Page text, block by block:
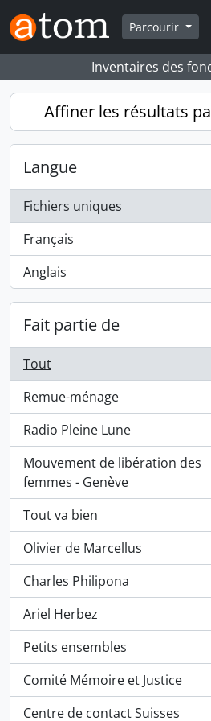
Skip to main content
Parcourir
Inventaires des
Affiner les résultats
Langue
Fichiers uniques
, 4687 résultats
Français
, 4503 résultats
Anglais
, 1019 résultats
Fait partie de
Tout
Remue-ménage
, 899 résultats
Radio Pleine Lune
, 622 résultats
Mouvement de libération des
femmes - Genève
, 290 résultats
Tout va bien
, 242 résultats
Olivier de Marcellus
, 219 résultats
Charles Philipona
, 189 résultats
Ariel Herbez
, 174 résultats
Petits ensembles
, 112 résultats
Comité Mémoire et Justice
, 109 résultats
Centre de contact Suisses